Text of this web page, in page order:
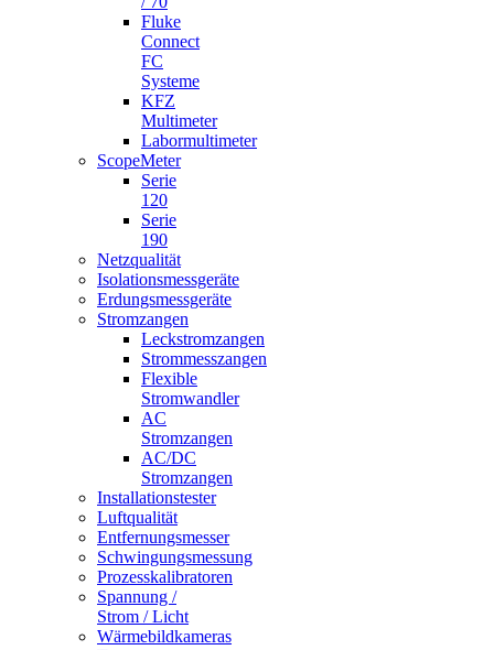
Fluke
Connect
FC
Systeme
KFZ
Multimeter
Labormultimeter
ScopeMeter
Serie
120
Serie
190
Netzqualität
Isolationsmessgeräte
Erdungsmessgeräte
Stromzangen
Leckstromzangen
Strommesszangen
Flexible
Stromwandler
AC
Stromzangen
AC/DC
Stromzangen
Installationstester
Luftqualität
Entfernungsmesser
Schwingungsmessung
Prozesskalibratoren
Spannung /
Strom / Licht
Wärmebildkameras